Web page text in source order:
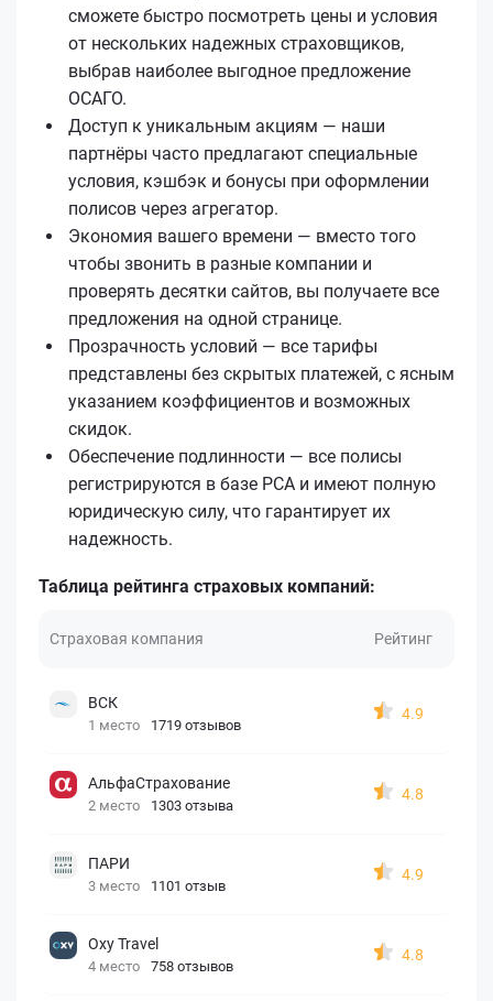
сможете быстро посмотреть цены и условия
от нескольких надежных страховщиков,
выбрав наиболее выгодное предложение
ОСАГО.
Доступ к уникальным акциям — наши
партнёры часто предлагают специальные
условия, кэшбэк и бонусы при оформлении
полисов через агрегатор.
Экономия вашего времени — вместо того
чтобы звонить в разные компании и
проверять десятки сайтов, вы получаете все
предложения на одной странице.
Прозрачность условий — все тарифы
представлены без скрытых платежей, с ясным
указанием коэффициентов и возможных
скидок.
Обеспечение подлинности — все полисы
регистрируются в базе РСА и имеют полную
юридическую силу, что гарантирует их
надежность.
Таблица рейтинга страховых компаний:
Страховая компания Рейтинг
ВСК
1 место 1719 отзывов
4.9
АльфаСтрахование
2 место 1303 отзыва
4.8
ПАРИ
3 место 1101 отзыв
4.9
Oxy Travel
4 место 758 отзывов
4.8